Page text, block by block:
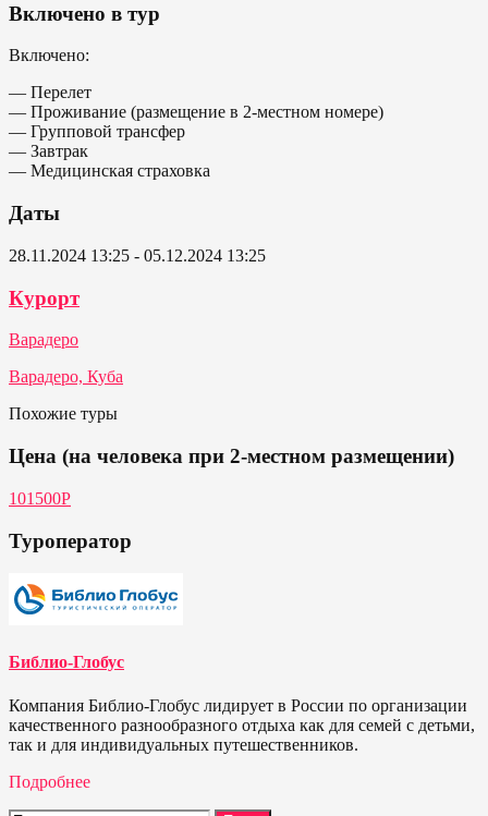
Включено в тур
Включено:
— Перелет
— Проживание (размещение в 2-местном номере)
— Групповой трансфер
— Завтрак
— Медицинская страховка
Даты
28.11.2024 13:25 - 05.12.2024 13:25
Курорт
Варадеро
Варадеро, Куба
Похожие туры
Цена (на человека при 2-местном размещении)
101500Р
Туроператор
Библио-Глобус
Компания Библио-Глобус лидирует в России по организации
качественного разнообразного отдыха как для семей с детьми,
так и для индивидуальных путешественников.
Подробнее